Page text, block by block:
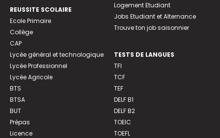
REUSSITE SCOLAIRE
Ecole Primaire
Collège
CAP
Lycée général et technologique
Lycée Professionnel
Lycée Agricole
BTS
BTSA
BUT
Prépas
Licence
Logement Etudiant
Jobs Etudiant et Alternance
Trouve ton job saisonnier
TESTS DE LANGUES
TFI
TCF
TEF
DELF B1
DELF B2
TOEIC
TOEFL